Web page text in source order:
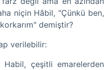
niçin Hâbil, "Çünkü ben,
demiştir?
verilebilir:
çeşitli emarelerden